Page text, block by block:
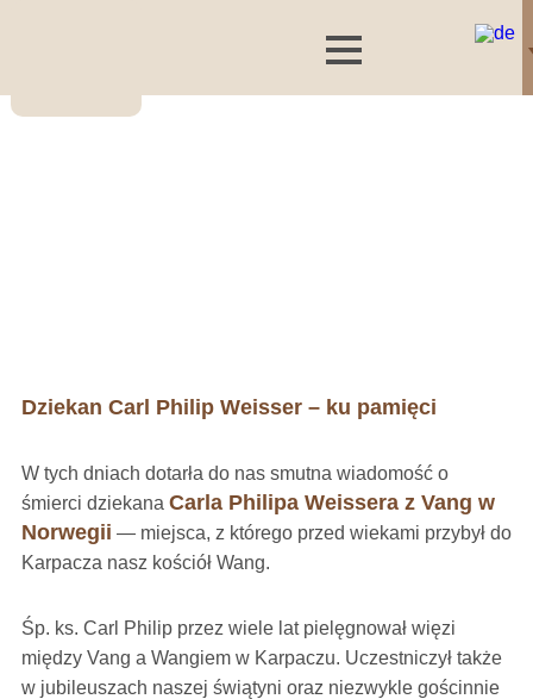
Dziekan Carl Philip Weisser – ku pamięci
W tych dniach dotarła do nas smutna wiadomość o
śmierci dziekana Carla Philipa Weissera z Vang w
Norwegii — miejsca, z którego przed wiekami przybył do
Karpacza nasz kościół Wang.
Śp. ks. Carl Philip przez wiele lat pielęgnował więzi
między Vang a Wangiem w Karpaczu. Uczestniczył także
w jubileuszach naszej świątyni oraz niezwykle gościnnie